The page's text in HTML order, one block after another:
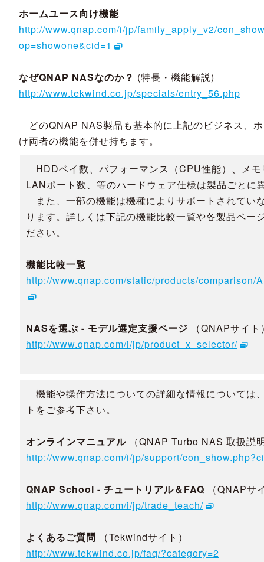
ホームユース向け機能
http://www.qnap.com/i/jp/family_apply_v2/
op=showone&cid=1
なぜQNAP NASなのか？ (特長・機能解説)
http://www.tekwind.co.jp/specials/entry_56.php
どのQNAP NAS製品も基本的に上記のビジネス、
け両者の機能を併せ持ちます。
HDDベイ数、パフォーマンス（CPU性能）、メモ
LANポート数、等のハードウェア仕様は製品ごとに
また、一部の機能は機種によりサポートされてい
ります。詳しくは下記の機能比較一覧や各製品ペー
ださい。
機能比較一覧
http://www.qnap.com/static/products/comparison/
NASを選ぶ - モデル選定支援ページ
（QNAPサイト
http://www.qnap.com/i/jp/product_x_selector/
機能や操作方法についての詳細な情報については
トをご参考下さい。
オンラインマニュアル （QNAP Turbo NAS 取扱説
http://www.qnap.com/i/jp/support/
QNAP School - チュートリアル＆FAQ
（QNAPサ
http://www.qnap.com/i/jp/trade_teach/
よくあるご質問
（Tekwindサイト）
http://www.tekwind.co.jp/faq/?category=2